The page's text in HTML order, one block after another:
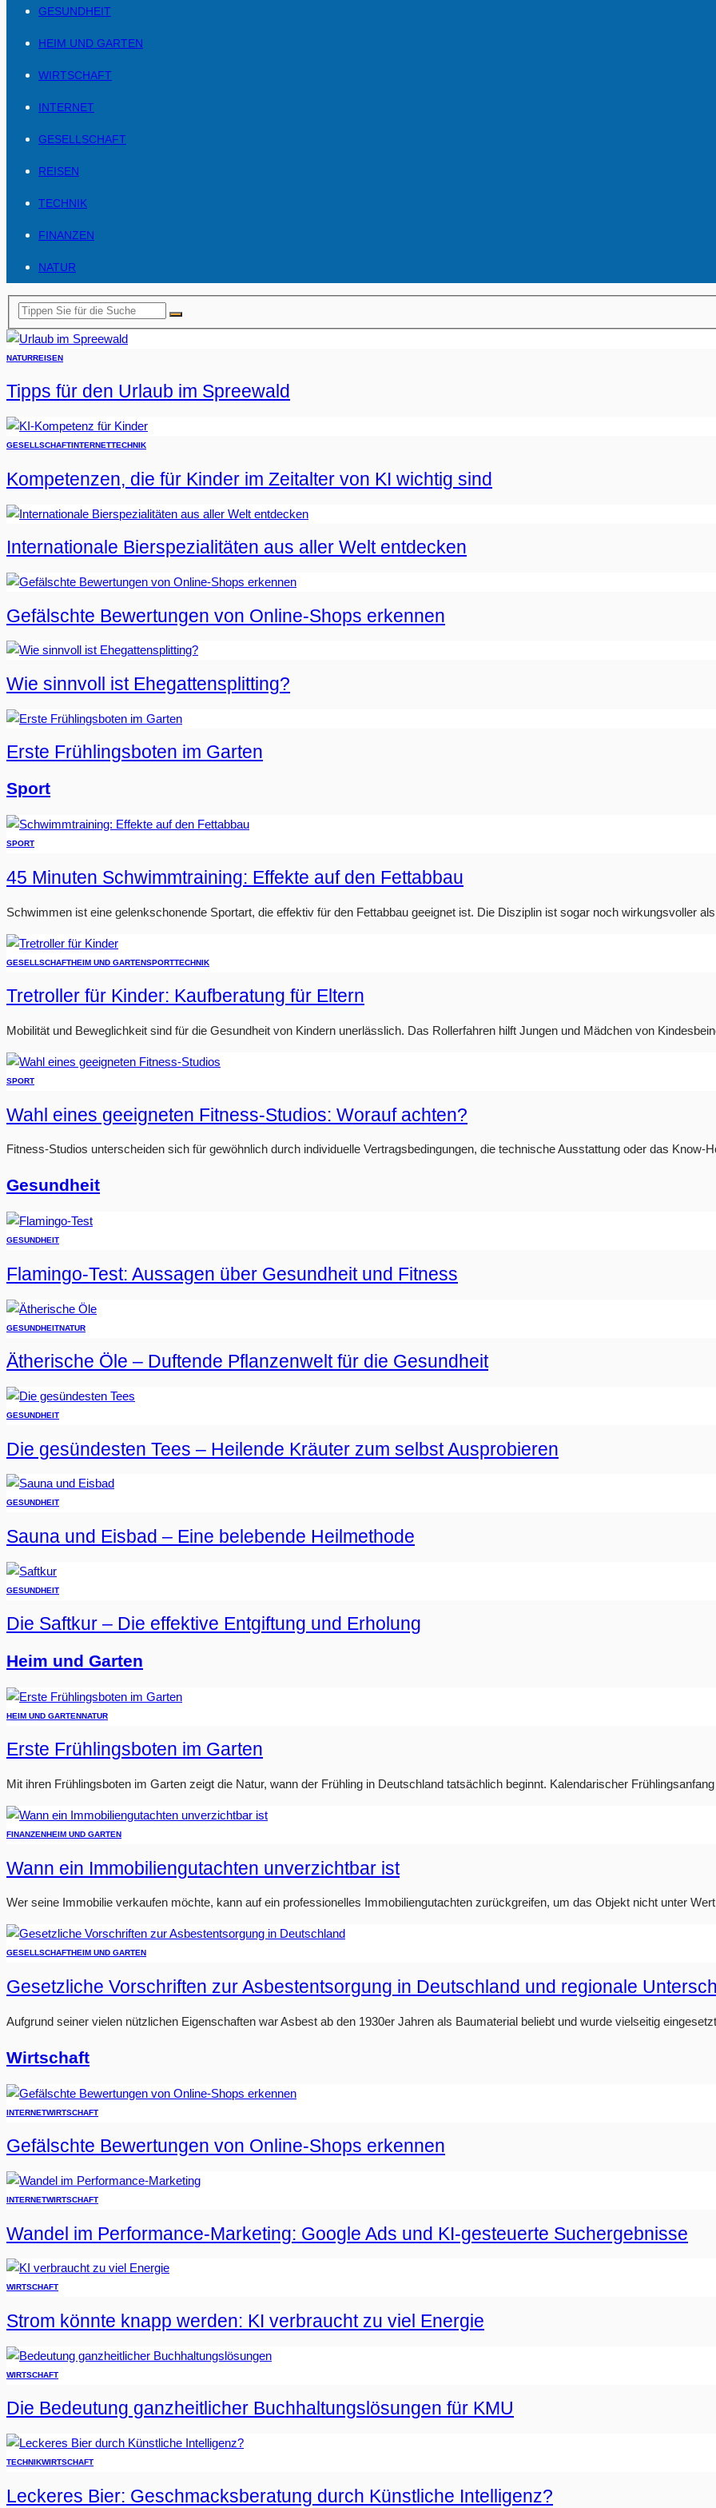
GESUNDHEIT
HEIM UND GARTEN
WIRTSCHAFT
INTERNET
GESELLSCHAFT
REISEN
TECHNIK
FINANZEN
NATUR
NATURREISEN
Tipps für den Urlaub im Spreewald
GESELLSCHAFTINTERNETTECHNIK
Kompetenzen, die für Kinder im Zeitalter von KI wichtig sind
Internationale Bierspezialitäten aus aller Welt entdecken
Gefälschte Bewertungen von Online-Shops erkennen
Wie sinnvoll ist Ehegattensplitting?
Erste Frühlingsboten im Garten
Sport
SPORT
45 Minuten Schwimmtraining: Effekte auf den Fettabbau
Schwimmen ist eine gelenkschonende Sportart, die effektiv für den Fettabbau geeignet ist. Die Disziplin ist sogar noch wirkungsvoller
GESELLSCHAFTHEIM UND GARTENSPORTTECHNIK
Tretroller für Kinder: Kaufberatung für Eltern
Mobilität und Beweglichkeit sind für die Gesundheit von Kindern unerlässlich. Das Rollerfahren hilft Jungen und Mädchen von
SPORT
Wahl eines geeigneten Fitness-Studios: Worauf achten?
Fitness-Studios unterscheiden sich für gewöhnlich durch individuelle Vertragsbedingungen, die technische Ausstattung oder das Know-
Gesundheit
GESUNDHEIT
Flamingo-Test: Aussagen über Gesundheit und Fitness
GESUNDHEITNATUR
Ätherische Öle – Duftende Pflanzenwelt für die Gesundheit
GESUNDHEIT
Die gesündesten Tees – Heilende Kräuter zum selbst Ausprobieren
GESUNDHEIT
Sauna und Eisbad – Eine belebende Heilmethode
GESUNDHEIT
Die Saftkur – Die effektive Entgiftung und Erholung
Heim und Garten
HEIM UND GARTENNATUR
Erste Frühlingsboten im Garten
Mit ihren Frühlingsboten im Garten zeigt die Natur, wann der Frühling in Deutschland tatsächlich beginnt. Kalendarischer
FINANZENHEIM UND GARTEN
Wann ein Immobiliengutachten unverzichtbar ist
Wer seine Immobilie verkaufen möchte, kann auf ein professionelles Immobiliengutachten zurückgreifen, um das Objekt nicht unter
GESELLSCHAFTHEIM UND GARTEN
Gesetzliche Vorschriften zur Asbestentsorgung in Deutschland und regionale
Aufgrund seiner vielen nützlichen Eigenschaften war Asbest ab den 1930er Jahren als Baumaterial beliebt und wurde vielseitig
Wirtschaft
INTERNETWIRTSCHAFT
Gefälschte Bewertungen von Online-Shops erkennen
INTERNETWIRTSCHAFT
Wandel im Performance-Marketing: Google Ads und KI-gesteuerte Suchergebnisse
WIRTSCHAFT
Strom könnte knapp werden: KI verbraucht zu viel Energie
WIRTSCHAFT
Die Bedeutung ganzheitlicher Buchhaltungslösungen für KMU
TECHNIKWIRTSCHAFT
Leckeres Bier: Geschmacksberatung durch Künstliche Intelligenz?